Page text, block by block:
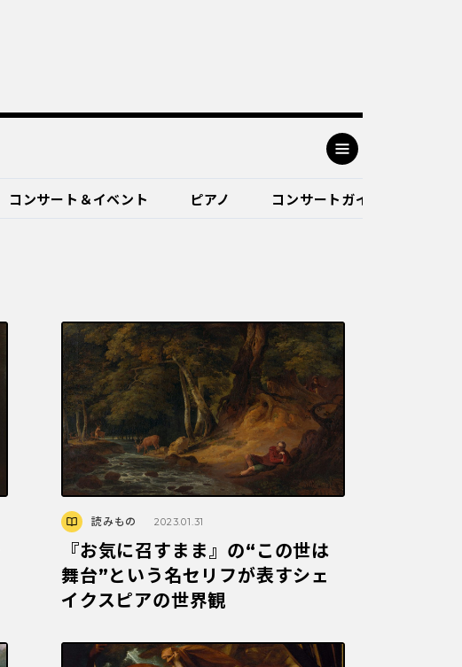
コンサート＆イベント ピアノ コンサートガイド
読みもの 2023.01.31
『お気に召すまま』の“この世は
舞台”という名セリフが表すシェ
イクスピアの世界観